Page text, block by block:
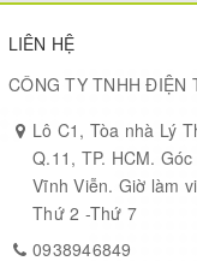
LIÊN HỆ
CÔNG TY TNHH ĐIỆN
Lô C1, Tòa nhà Lý
Q.11, TP. HCM.
Vĩnh Viễn. Giờ làm
Thứ 2 -Thứ 7
0938946849